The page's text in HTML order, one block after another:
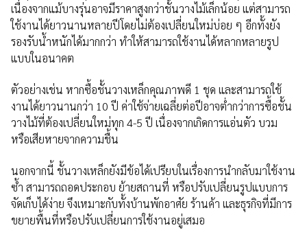
เนื่องจากแม้บางรุ่นอาจมีราคาสูงกว่าชั้นวางไม้เล็กน้อย แต่สามารถ
ใช้งานได้ยาวนานหลายปีโดยไม่ต้องเปลี่ยนใหม่บ่อย ๆ อีกทั้งยัง
รองรับน้ำหนักได้มากกว่า ทำให้สามารถใช้งานได้หลากหลายรูป
แบบในอนาคต
ตัวอย่างเช่น หากซื้อชั้นวางเหล็กคุณภาพดี 1 ชุด และสามารถใช้
งานได้ยาวนานกว่า 10 ปี ค่าใช้จ่ายเฉลี่ยต่อปีอาจต่ำกว่าการซื้อชั้น
วางไม้ที่ต้องเปลี่ยนใหม่ทุก 4-5 ปี เนื่องจากเกิดการแอ่นตัว บวม
หรือเสียหายจากความชื้น
นอกจากนี้ ชั้นวางเหล็กยังมีข้อได้เปรียบในเรื่องการนำกลับมาใช้งาน
ซ้ำ สามารถถอดประกอบ ย้ายสถานที่ หรือปรับเปลี่ยนรูปแบบการ
จัดเก็บได้ง่าย จึงเหมาะกับทั้งบ้านพักอาศัย ร้านค้า และธุรกิจที่มีการ
ขยายพื้นที่หรือปรับเปลี่ยนการใช้งานอยู่เสมอ